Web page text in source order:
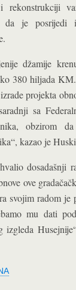
je posrijedi
džamije
380 hiljada
projekta
sa
obzirom
kazao je
dosadašnji
ove
svojim radom je
mu dati
izgleda